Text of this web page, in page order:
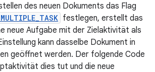
des neuen Dokuments das Flag
festlegen, erstellt das
neue Aufgabe mit der Zielaktivität als
kann dasselbe Dokument in
geöffnet werden. Der folgende Code
dies tut und die neue